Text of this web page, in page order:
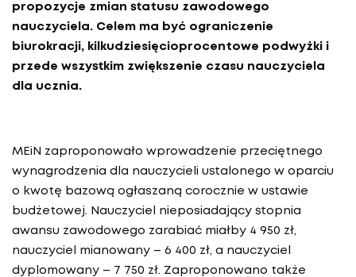
propozycje zmian statusu zawodowego
nauczyciela. Celem ma być ograniczenie
biurokracji, kilkudziesięcioprocentowe podwyżki i
przede wszystkim zwiększenie czasu nauczyciela
dla ucznia.
MEiN zaproponowało wprowadzenie przeciętnego
wynagrodzenia dla nauczycieli ustalonego w oparciu
o kwotę bazową ogłaszaną corocznie w ustawie
budżetowej. Nauczyciel nieposiadający stopnia
awansu zawodowego zarabiać miałby 4 950 zł,
nauczyciel mianowany – 6 400 zł, a nauczyciel
dyplomowany – 7 750 zł. Zaproponowano także